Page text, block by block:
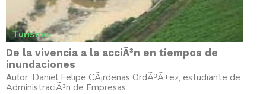
Turismo
De la vivencia a la acciÃ³n en tiempos de
inundaciones
Autor: Daniel Felipe CÃ¡rdenas OrdÃ³Ã±ez, estudiante de
AdministraciÃ³n de Empresas.